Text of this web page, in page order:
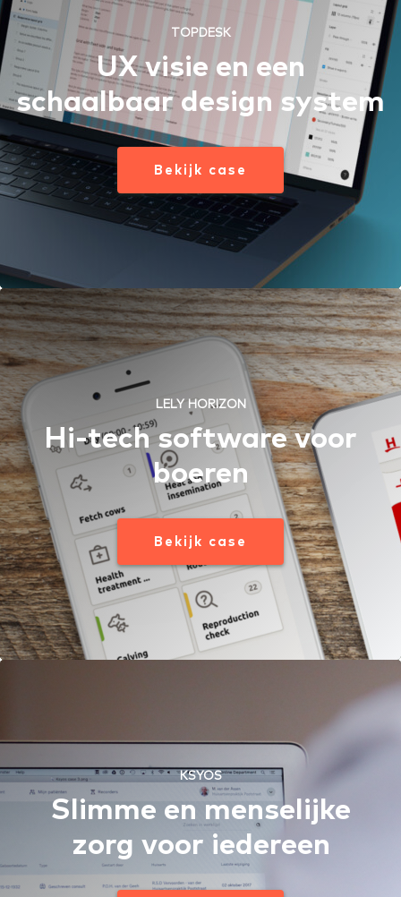
TOPDESK
UX visie en een
schaalbaar design system
Bekijk case
LELY HORIZON
Hi-tech software voor
boeren
Bekijk case
KSYOS
Slimme en menselijke
zorg voor iedereen